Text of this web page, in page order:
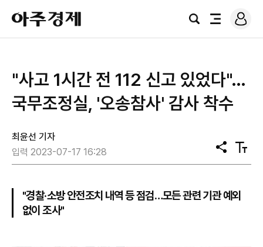
아
주
경
검
전
로
그
"사고 1시간 전 112 신고 있었다"…
국무조정실, '오송참사' 감사 착수
최윤선 기자
입력 2023-07-17 16:28
공
유
텍
스
"경찰·소방 안전조치 내역 등 점검…모든 관련 기관 예외
없이 조사"